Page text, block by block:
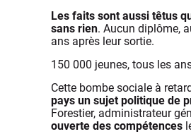
Les faits sont aussi têtus
sans rien. Aucun diplôme,
ans après leur sortie.
150 000 jeunes, tous les
Cette bombe sociale à
pays un sujet politique de
Forestier, administrateur
ouverte des compétences